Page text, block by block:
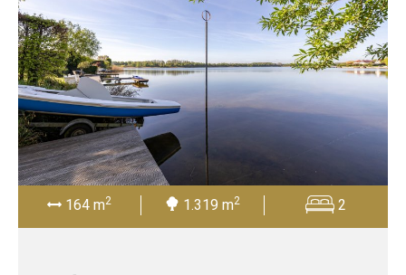
164 m2 1.319 m2 2